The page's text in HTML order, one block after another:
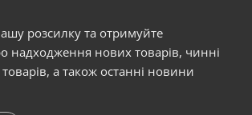
розсилку та отримуйте
надходження нових товарів, чинні
товарів, а також останні новини